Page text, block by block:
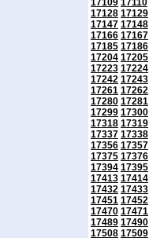
17109 17110
17128 17129
17147 17148
17166 17167
17185 17186
17204 17205
17223 17224
17242 17243
17261 17262
17280 17281
17299 17300
17318 17319
17337 17338
17356 17357
17375 17376
17394 17395
17413 17414
17432 17433
17451 17452
17470 17471
17489 17490
17508 17509